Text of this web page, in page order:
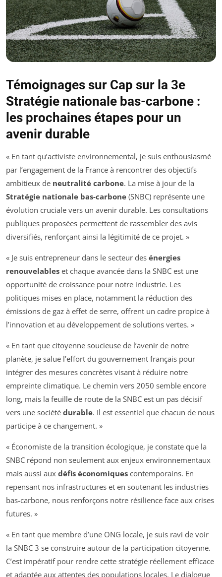
Témoignages sur Cap sur la 3e
Stratégie nationale bas-carbone :
les prochaines étapes pour un
avenir durable
« En tant qu’activiste environnemental, je suis enthousiasmé
par l’engagement de la France à rencontrer des objectifs
ambitieux de neutralité carbone. La mise à jour de la
Stratégie nationale bas-carbone (SNBC) représente une
évolution cruciale vers un avenir durable. Les consultations
publiques proposées permettent de rassembler des avis
diversifiés, renforçant ainsi la légitimité de ce projet. »
« Je suis entrepreneur dans le secteur des énergies
renouvelables et chaque avancée dans la SNBC est une
opportunité de croissance pour notre industrie. Les
politiques mises en place, notamment la réduction des
émissions de gaz à effet de serre, offrent un cadre propice à
l’innovation et au développement de solutions vertes. »
« En tant que citoyenne soucieuse de l’avenir de notre
planète, je salue l’effort du gouvernement français pour
intégrer des mesures concrètes visant à réduire notre
empreinte climatique. Le chemin vers 2050 semble encore
long, mais la feuille de route de la SNBC est un pas décisif
vers une société durable. Il est essentiel que chacun de nous
participe à ce changement. »
« Économiste de la transition écologique, je constate que la
SNBC répond non seulement aux enjeux environnementaux
mais aussi aux défis économiques contemporains. En
repensant nos infrastructures et en soutenant les industries
bas-carbone, nous renforçons notre résilience face aux crises
futures. »
« En tant que membre d’une ONG locale, je suis ravi de voir
la SNBC 3 se construire autour de la participation citoyenne.
C’est impératif pour rendre cette stratégie réellement efficace
et adaptée aux attentes des populations locales. Le dialogue